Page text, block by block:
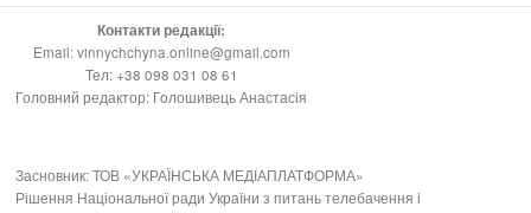
Контакти редакції:
Email: vinnychchyna.online@gmail.com
Тел: +38 098 031 08 61
Головний редактор: Голошивець Анастасія
Засновник: ТОВ «УКРАЇНСЬКА МЕДІАПЛАТФОРМА»
Рішення Національної ради України з питань телебачення і